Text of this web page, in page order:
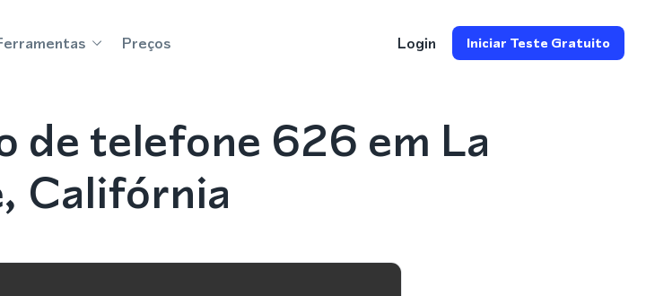
Preços Login Iniciar Teste Gratuito
de telefone 626 em La
Califórnia